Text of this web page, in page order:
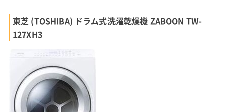
東芝 (TOSHIBA) ドラム式洗濯乾燥機 ZABOON TW-
127XH3